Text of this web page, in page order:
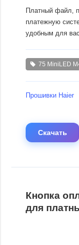
Платный файл,
платежную
удобным для
75 MiniLED
Прошивки Haier
Скачать
Кнопка
для